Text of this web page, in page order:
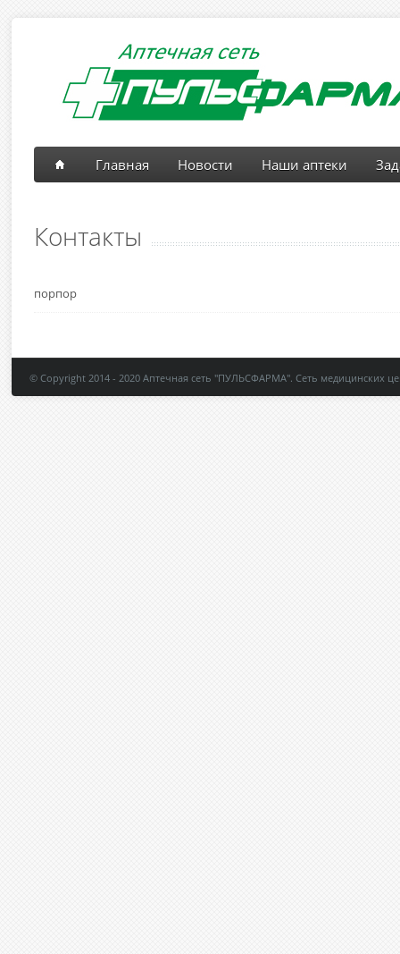
Главная Новости Наши аптеки
Контакты
порпор
© Copyright 2014 - 2020 Аптечная сеть "ПУЛЬСФАРМА". Сеть медицинских